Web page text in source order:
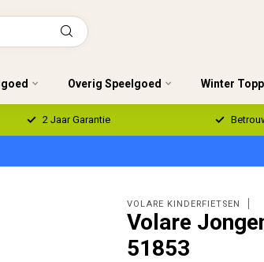
Overig Speelgoed Winter
2 Jaar Garantie
VOLARE KINDERFIETSEN
Volare
51853